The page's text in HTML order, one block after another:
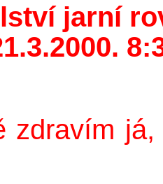
jarní
zdravím